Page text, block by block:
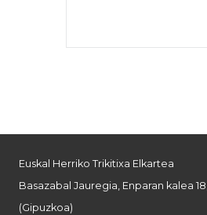
Euskal Herriko Trikitixa Elkartea
Basazabal Jauregia, Enparan kalea
(Gipuzkoa)